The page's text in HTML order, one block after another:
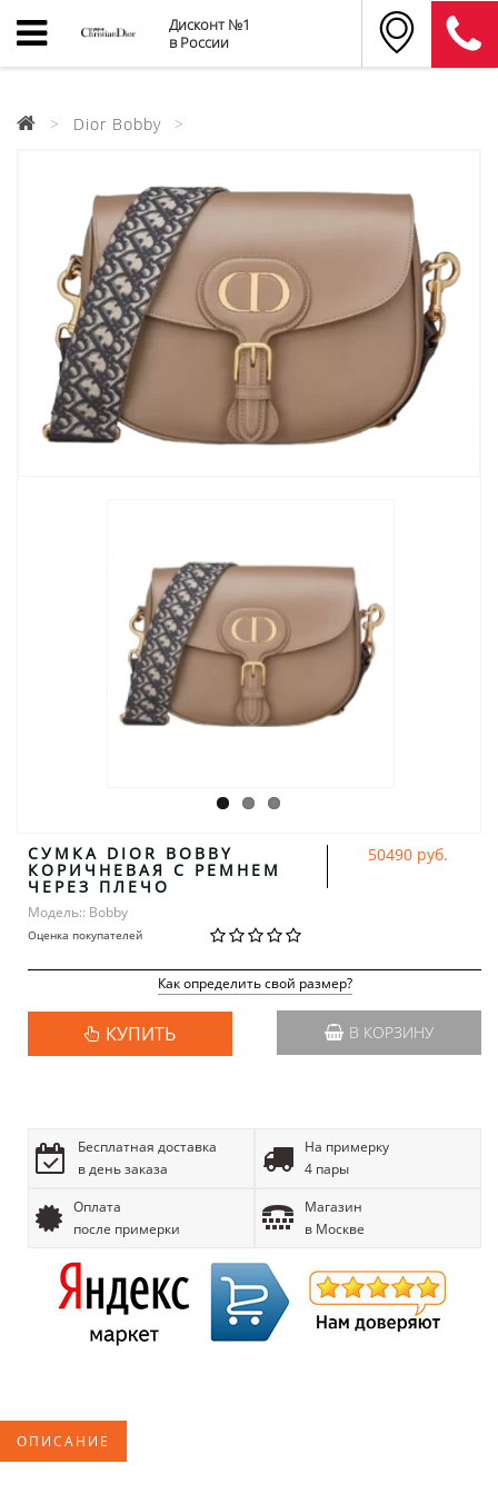
Дисконт №1
в России
Dior Bobby
СУМКА DIOR BOBBY
КОРИЧНЕВАЯ С РЕМНЕМ
ЧЕРЕЗ ПЛЕЧО
Модель:: Bobby
Оценка покупателей
50490 руб.
Как определить свой размер?
КУПИТЬ В КОРЗИНУ
Бесплатная доставка
в день заказа
На примерку
4 пары
Оплата
после примерки
Магазин
в Москве
ОПИСАНИЕ